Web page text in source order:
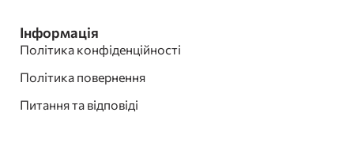
Інформація
Політика конфіденційності
Політика повернення
Питання та відповіді